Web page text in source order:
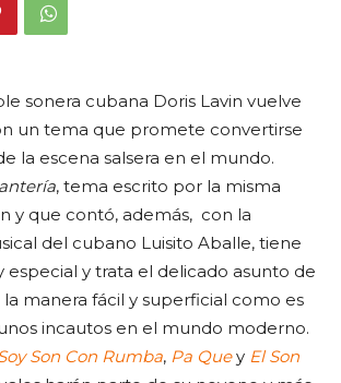
sonera cubana Doris Lavin vuelve
un tema que promete convertirse
la escena salsera en el mundo.
, tema escrito por la misma
y que contó, además, con la
del cubano Luisito Aballe, tiene
especial y trata el delicado asunto de
la manera fácil y superficial como es
incautos en el mundo moderno.
Son Con Rumba, Pa Quey El Son